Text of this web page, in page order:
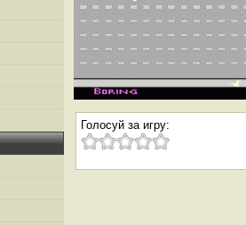
Голосуй за игру: